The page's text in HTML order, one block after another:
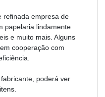
refinada empresa de
papelaria lindamente
e muito mais. Alguns
cooperação com
poderá ver